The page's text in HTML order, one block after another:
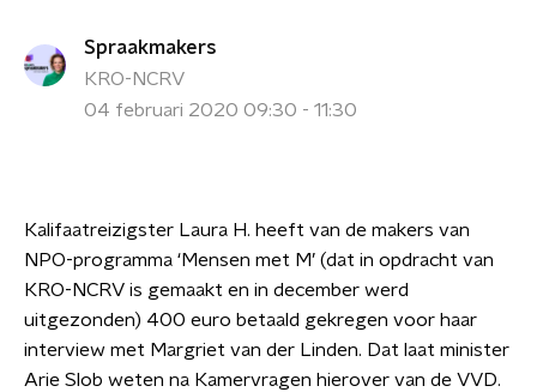
Spraakmakers
KRO-NCRV
04 februari 2020 09:30 - 11:30
Kalifaatreizigster Laura H. heeft van de makers van
NPO-programma ‘Mensen met M’ (dat in opdracht van
KRO-NCRV is gemaakt en in december werd
uitgezonden) 400 euro betaald gekregen voor haar
interview met Margriet van der Linden. Dat laat minister
Arie Slob weten na Kamervragen hierover van de VVD.